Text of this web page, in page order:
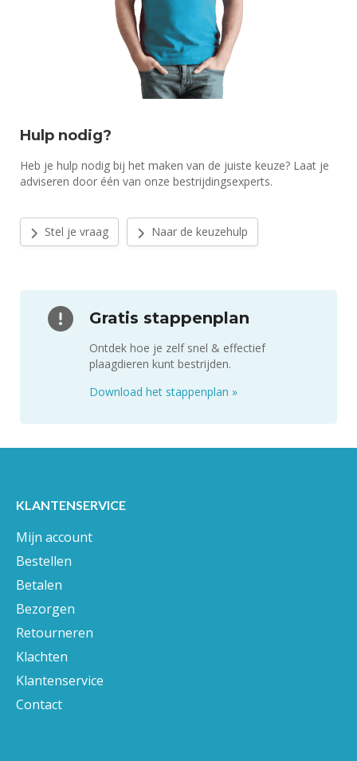
Hulp nodig?
Heb je hulp nodig bij het maken van de juiste keuze? Laat je
adviseren door één van onze bestrijdingsexperts.
Stel je vraag Naar de keuzehulp
Gratis stappenplan
Ontdek hoe je zelf snel & effectief
plaagdieren kunt bestrijden.
Download het stappenplan »
KLANTENSERVICE
Mijn account
Bestellen
Betalen
Bezorgen
Retourneren
Klachten
Klantenservice
Contact